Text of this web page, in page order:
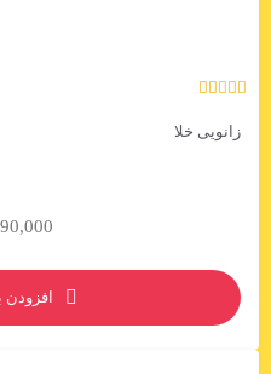
زانویی خلا
490,000
افزودن